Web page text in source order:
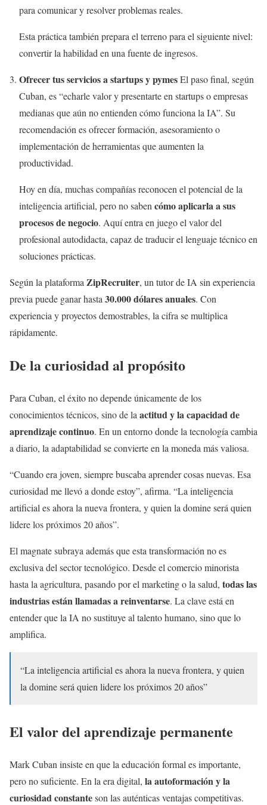
para comunicar y resolver problemas reales.
Esta práctica también prepara el terreno para el siguiente nivel:
convertir la habilidad en una fuente de ingresos.
Ofrecer tus servicios a startups y pymesEl paso final, según
Cuban, es “echarle valor y presentarte en startups o empresas
medianas que aún no entienden cómo funciona la IA”. Su
recomendación es ofrecer formación, asesoramiento o
implementación de herramientas que aumenten la
productividad.
Hoy en día, muchas compañías reconocen el potencial de la
inteligencia artificial, pero no sabencómo aplicarla a sus
procesos de negocio. Aquí entra en juego el valor del
profesional autodidacta, capaz de traducir el lenguaje técnico en
soluciones prácticas.
Según la plataformaZipRecruiter, un tutor de IA sin experiencia
previa puede ganar hasta30.000 dólares anuales. Con
experiencia y proyectos demostrables, la cifra se multiplica
rápidamente.
De la curiosidad al propósito
Para Cuban, el éxito no depende únicamente de los
conocimientos técnicos, sino de la actitud y la capacidad de
aprendizaje continuo. En un entorno donde la tecnología cambia
a diario, la adaptabilidad se convierte en la moneda más valiosa.
“Cuando era joven, siempre buscaba aprender cosas nuevas. Esa
curiosidad me llevó a donde estoy”, afirma. “La inteligencia
artificial es ahora la nueva frontera, y quien la domine será quien
lidere los próximos 20 años”.
El magnate subraya además que esta transformación no es
exclusiva del sector tecnológico. Desde el comercio minorista
hasta la agricultura, pasando por el marketing o la salud, todas las
industrias están llamadas a reinventarse. La clave está en
entender que la IA no sustituye al talento humano, sino que lo
amplifica.
“La inteligencia artificial es ahora la nueva frontera, y quien
la domine será quien lidere los próximos 20 años”
El valor del aprendizaje permanente
Mark Cuban insiste en que la educación formal es importante,
pero no suficiente. En la era digital, la autoformación y la
curiosidad constanteson las auténticas ventajas competitivas.